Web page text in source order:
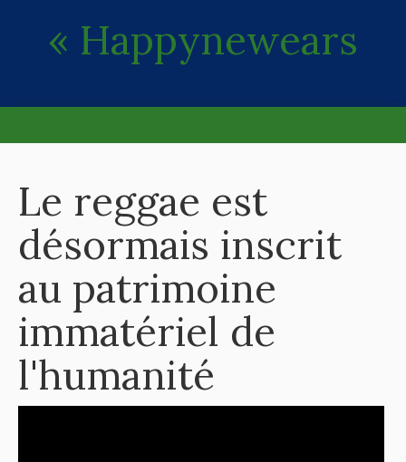
« Happynewears
Le reggae est
désormais inscrit
au patrimoine
immatériel de
l'humanité